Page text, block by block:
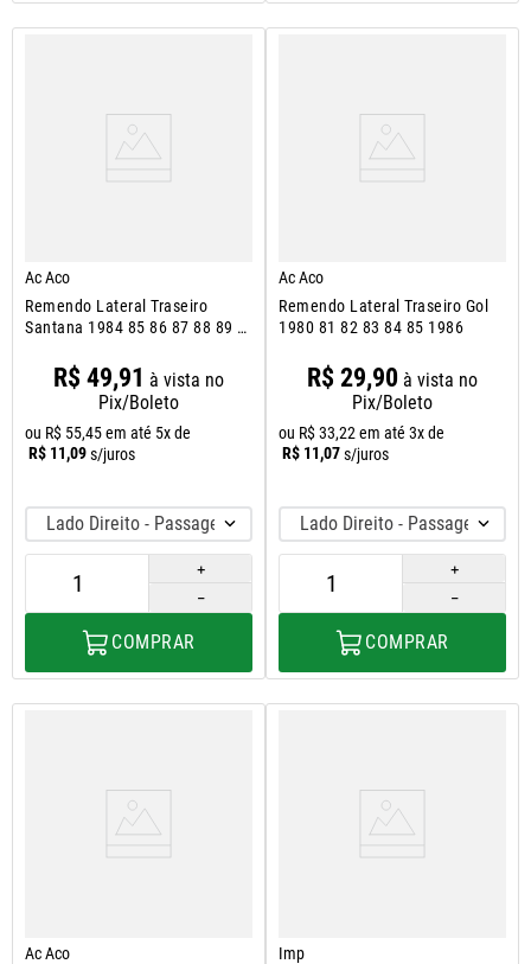
Ac Aco
Remendo Lateral Traseiro
Santana 1984 85 86 87 88 89 A
R$ 49,91 à vista no
Pix/Boleto
ou R$ 55,45em até 5x de
R$ 11,09s/juros
Lado Direito - Passageiro
＋
－
COMPRAR
Ac Aco
Remendo Lateral Traseiro Gol
1980 81 82 83 84 85 1986
R$ 29,90 à vista no
Pix/Boleto
ou R$33,22 em até 3x de
R$ 11,07s/juros
Lado Direito - Passageiro
＋
－
COMPRAR
Ac Aco
Imp